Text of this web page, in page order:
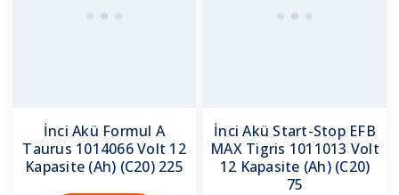
İnci Akü Formul A
Taurus 1014066 Volt 12
Kapasite (Ah) (C20) 225
İnci Akü Start-Stop EFB
MAX Tigris 1011013 Volt
12 Kapasite (Ah) (C20)
75